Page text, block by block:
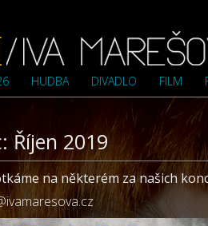
HUDBA DIVADLO FILM
Říjen 2019
na některém za našich